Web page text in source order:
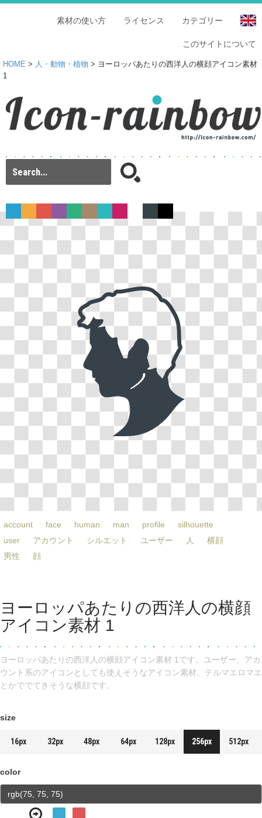
カテゴリー
ライセンス
素材の使い方
このサイトについて
HOME > 人・動物・植物 > ヨーロッパあたりの西洋人の横顔アイコン素材
1
account face human man profile
silhouette
user
アカウント シルエット ユーザー 人
横顔
男性
顔
ヨーロッパあたりの西洋人の横顔
アイコン素材 1
ヨーロッパあたりの西洋人の横顔アイコン素材 1です。ユーザー、アカ
ウント系のアイコンとしても使えそうなアイコン素材。テルマエロマエ
とかででてきそうな横顔です。
size
16px 32px 48px 64px 128px 256px 512px
color